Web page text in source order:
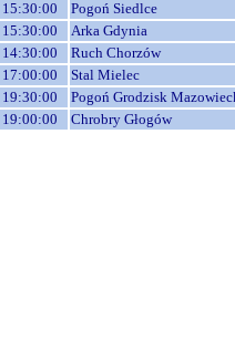
15:30:00
Pogoń Siedlce
15:30:00
Arka Gdynia
14:30:00
Ruch Chorzów
17:00:00
Stal Mielec
19:30:00
Pogoń Grodzisk
19:00:00 Chrobry Głogów